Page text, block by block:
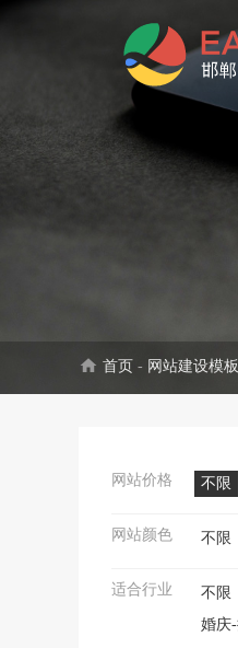
home 首页 - 网站建设模板
网站价格 不限
网站颜色 不限
适合行业 不限
婚庆